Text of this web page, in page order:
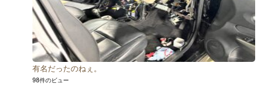
有名だったのねぇ。
98件のビュー